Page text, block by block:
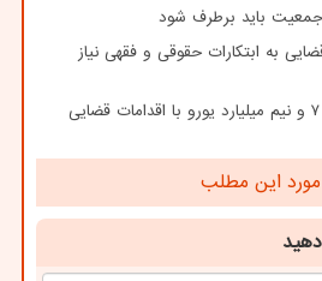
جمعیت باید برطرف شود
به ابتکارات حقوقی و فقهی نیاز
رفع تعهدات ارزی بیش از ۷ و نیم میلیارد یورو با اقدامات قضایی
مورد این مطلب